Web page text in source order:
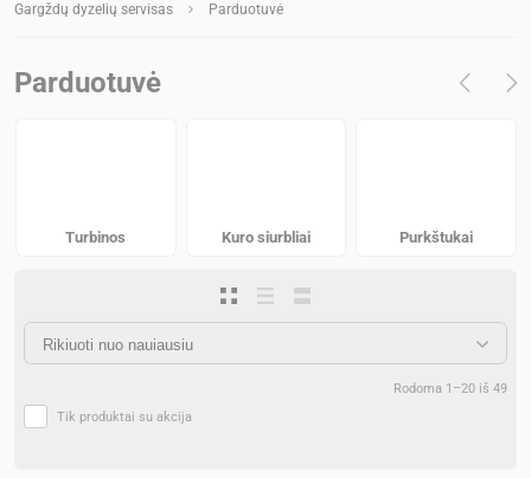
Gargždų dyzelių servisas Parduotuvė
Parduotuvė
Turbinos Kuro siurbliai Purkštukai
Tik produktai su akcija
Rodoma 1–20 iš 49